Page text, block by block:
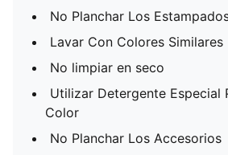
No Planchar Los
Lavar Con Colores Similares
No limpiar en seco
Utilizar Detergente Especial
Color
No Planchar Los Accesorios